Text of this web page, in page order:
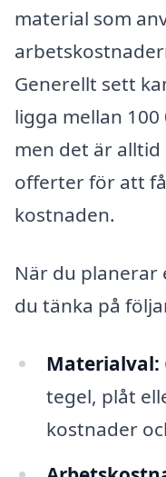
material som
Generellt sett
ligga mellan 100
men det är
offerter för att
kostnaden.
När du planerar
du tänka på
Materialval:
tegel, plåt
kostnader